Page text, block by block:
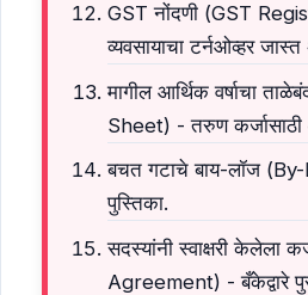
GST नोंदणी (GST
व्यवसायाचा टर्नओव्हर
मागील आर्थिक वर्षाचा
Sheet) - तरुण
बचत गटाचे बाय-लॉज
पुस्तिका.
सदस्यांनी स्वाक्षरी केलेला
Agreement) - बँकेद्वारे